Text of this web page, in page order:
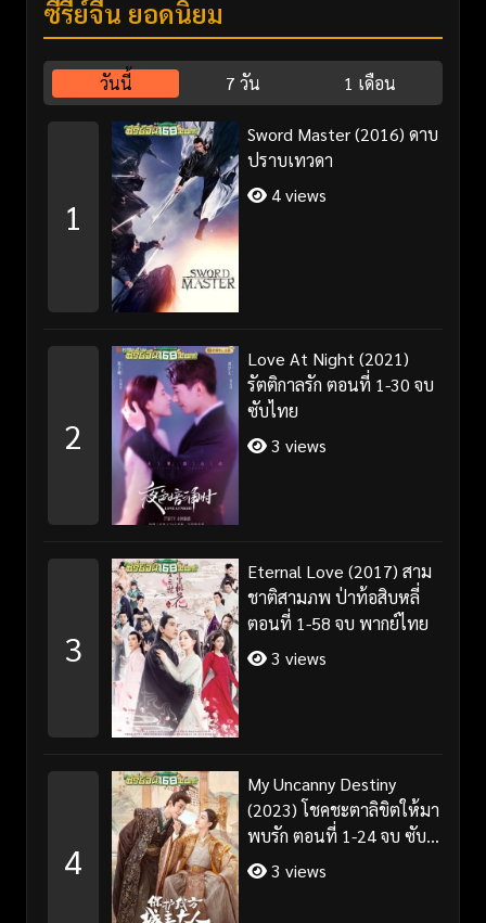
ซีรี่ย์จีน ยอดนิยม
วันนี้ 7 วัน 1 เดือน
1
Sword Master (2016) ดาบ
ปราบเทวดา
4 views
2
Love At Night (2021)
รัตติกาลรัก ตอนที่ 1-30 จบ
ซับไทย
3 views
3
Eternal Love (2017) สาม
ชาติสามภพ ป่าท้อสิบหลี่
ตอนที่ 1-58 จบ พากย์ไทย
3 views
4
My Uncanny Destiny
(2023) โชคชะตาลิขิตให้มา
พบรัก ตอนที่ 1-24 จบ ซับ
ไทย/พากย์ไทย
3 views